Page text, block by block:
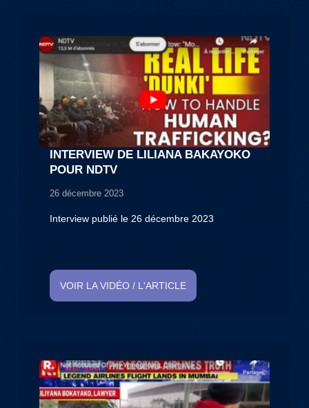
INTERVIEW DE LILIANA BAKAYOKO
POUR NDTV
26 décembre 2023
Interview publié le 26 décembre 2023
VOIR LA VIDÉO / L'ARTICLE